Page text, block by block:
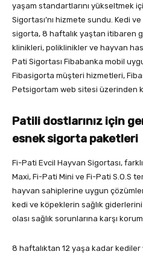
yaşam standartlarını yükseltmek
Sigortası’nı hizmete sundu. Kedi
sigorta, 8 haftalık yaştan itibaren
klinikleri, poliklinikler ve hayvan
Pati Sigortası Fibabanka mobil
Fibasigorta müşteri hizmetleri,
Petsigortam web sitesi üzerinden
Patili dostlarınız için
esnek sigorta paketleri
Fi-Pati Evcil Hayvan Sigortası,
Maxi, Fi-Pati Mini ve Fi-Pati S.O.S
hayvan sahiplerine uygun
kedi ve köpeklerin sağlık
olası sağlık sorunlarına karşı
8 haftalıktan 12 yaşa kadar